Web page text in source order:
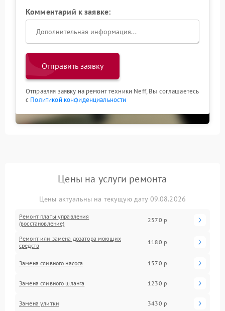
Комментарий к заявке:
Отправить заявку
Отправляя заявку на ремонт техники Neff, Вы соглашаетесь
с Политикой конфиденциальности
Цены на услуги ремонта
Цены актуальны на текущую дату 09.08.2026
Ремонт платы управления
(восстановление)
2570 р
Ремонт или замена дозатора моющих
средств
1180 р
Замена сливного насоса 1570 р
Замена сливного шланга 1230 р
Замена улитки 3430 р